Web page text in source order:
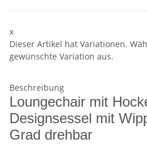
x
Dieser Artikel hat Variationen.
gewünschte Variation aus.
Beschreibung
Loungechair mit
Designsessel mit
Grad drehbar